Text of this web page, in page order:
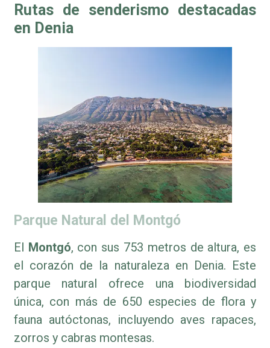
Rutas de senderismo destacadas
en Denia
Parque Natural del Montgó
El Montgó, con sus 753 metros de altura, es
el corazón de la naturaleza en Denia. Este
parque natural ofrece una biodiversidad
única, con más de 650 especies de flora y
fauna autóctonas, incluyendo aves rapaces,
zorros y cabras montesas.